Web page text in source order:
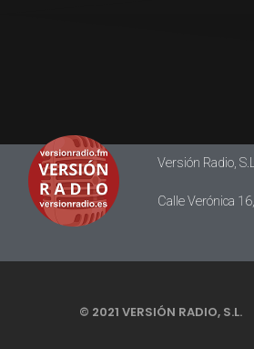
Versión Radio,
Calle Verónica
© 2021 VERSIÓN RADIO, S.L.